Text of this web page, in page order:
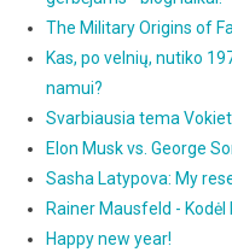
The Military Origins of
Kas, po velnių, nutiko
namui?
Svarbiausia tema
Elon Musk vs. George
Sasha Latypova: My
Rainer Mausfeld - Kodėl
Happy new year!